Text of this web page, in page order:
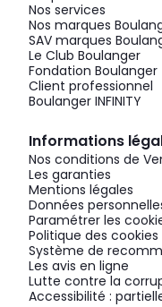
Nos services
Nos marques
SAV marques
Le Club Boulanger
Fondation Boulanger
Client professionnel
Boulanger INFINITY
Informations
Nos conditions de
Les garanties
Mentions légales
Données
Paramétrer les
Politique des cookies
Système de
Les avis en ligne
Lutte contre la
Accessibilité :